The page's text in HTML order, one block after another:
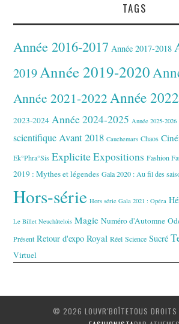
TAGS
Année 2016-2017 Année 2017-2018
2019Année 2019-2020
Année 2021-2022Année
2023-2024 Année 2024-2025 Année 2025-2026
scientifique Avant 2018 Cauchemars Chaos
Ek°Phra°Sis ExpliciteExpositions Fashion
2019 : Mythes et légendes Gala 2020 : Au fil des
Hors-série Hors série Gala 2021 : Opéra
Le Billet Neuchâtelois Magie Numéro d'Automne
Présent Retour d'expo Royal Réel Science Sucré
Virtuel
© 2026 LOUVR'BOÎTETOUS DROITS